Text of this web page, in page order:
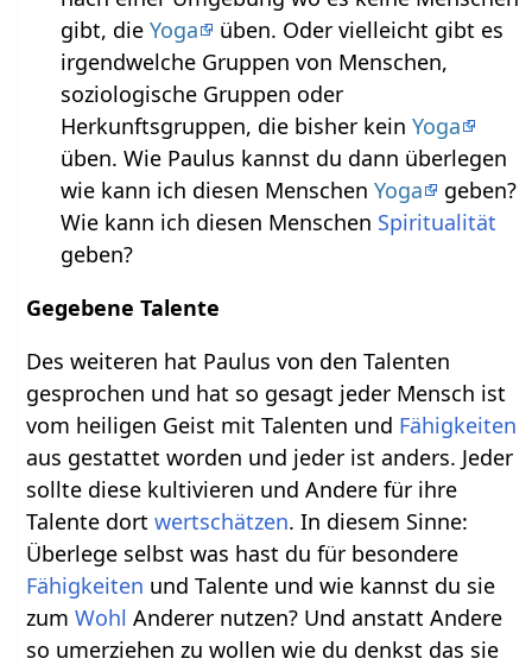
gibt, die Yoga
üben. Oder vielleicht gibt es
irgendwelche Gruppen von Menschen,
soziologische Gruppen oder
Herkunftsgruppen, die bisher kein Yoga
üben. Wie Paulus kannst du dann überlegen
wie kann ich diesen Menschen Yoga
geben?
Wie kann ich diesen Menschen Spiritualität
geben?
Gegebene Talente
Des weiteren hat Paulus von den Talenten
gesprochen und hat so gesagt jeder Mensch ist
vom heiligen Geist mit Talenten und Fähigkeiten
aus gestattet worden und jeder ist anders. Jeder
sollte diese kultivieren und Andere für ihre
Talente dortwertschätzen. In diesem Sinne:
Überlege selbst was hast du für besondere
Fähigkeiten und Talente und wie kannst du sie
zumWohl Anderer nutzen? Und anstatt Andere
so umerziehen zu wollen wie du denkst das sie